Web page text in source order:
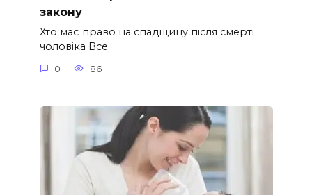
закону
Хто має право на спадщину після смерті
чоловіка Все
0 86